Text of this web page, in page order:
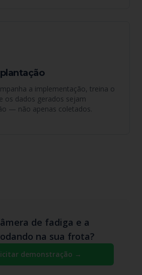
a implementação, treina o
os dados gerados sejam
— não apenas coletados.
de fadiga e a
na sua frota?
demonstração →